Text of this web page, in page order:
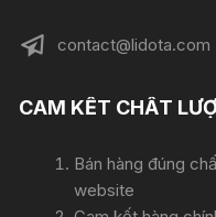
contact@lidota.com
CAM KẾT CHẤT
Bán hàng đúng
website